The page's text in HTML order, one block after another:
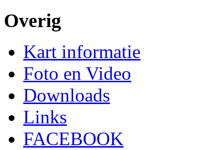
Overig
Kart informatie
Foto en Video
Downloads
Links
FACEBOOK